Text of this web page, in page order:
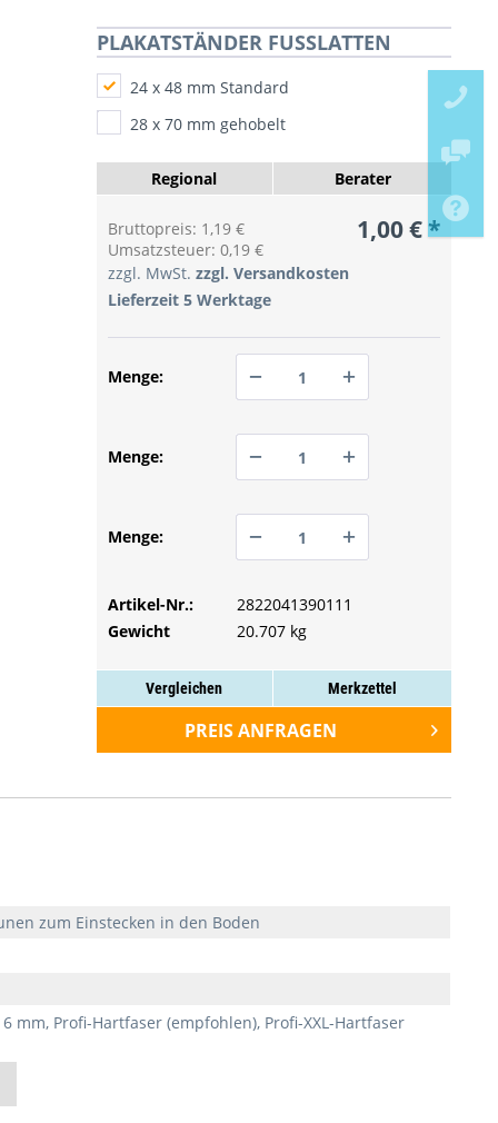
PLAKATSTÄNDER FUSSLATTEN
24 x 48 mm Standard
28 x 70 mm gehobelt
Regional Berater
1,00 € *
Bruttopreis: 1,19 €
Umsatzsteuer: 0,19 €
zzgl. MwSt. zzgl. Versandkosten
Lieferzeit 5 Werktage
Menge:
IN DEN WARENKORB
PREIS ANFRAGEN
Menge:
IN DEN WARENKORB
PREIS ANFRAGEN
Menge:
IN DEN WARENKORB
PREIS ANFRAGEN
PREIS ANFRAGEN
Vergleichen Merkzettel
Artikel-Nr.:
2822041390111
Gewicht
20.707 kg
zum Einstecken in den Boden
mm, Profi-Hartfaser (empfohlen), Profi-XXL-Hartfaser